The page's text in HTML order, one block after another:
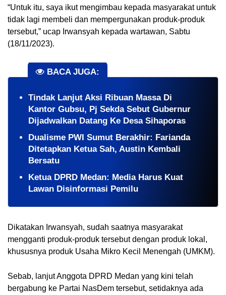
“Untuk itu, saya ikut mengimbau kepada masyarakat untuk
tidak lagi membeli dan mempergunakan produk-produk
tersebut,” ucap Irwansyah kepada wartawan, Sabtu
(18/11/2023).
BACA JUGA:
Tindak Lanjut Aksi Ribuan Massa Di
Kantor Gubsu, Pj Sekda Sebut Gubernur
Dijadwalkan Datang Ke Desa Sihaporas
Dualisme PWI Sumut Berakhir: Farianda
Ditetapkan Ketua Sah, Austin Kembali
Bersatu
Ketua DPRD Medan: Media Harus Kuat
Lawan Disinformasi Pemilu
Dikatakan Irwansyah, sudah saatnya masyarakat
mengganti produk-produk tersebut dengan produk lokal,
khususnya produk Usaha Mikro Kecil Menengah (UMKM).
Sebab, lanjut Anggota DPRD Medan yang kini telah
bergabung ke Partai NasDem tersebut, setidaknya ada